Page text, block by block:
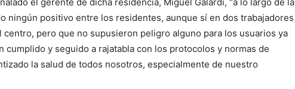
ningún positivo entre los residentes, aunque sí en dos trabajadores
pero que no supusieron peligro alguno para los usuarios ya
cumplido y seguido a rajatabla con los protocolos y normas de
la salud de todos nosotros, especialmente de nuestro